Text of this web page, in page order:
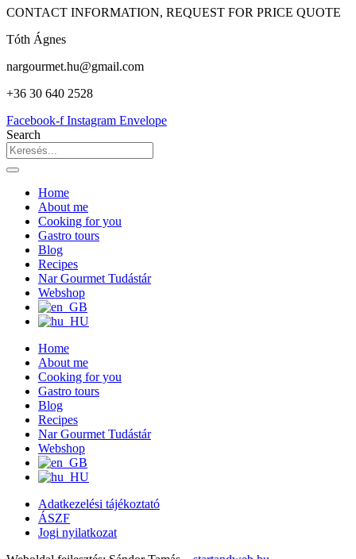
CONTACT INFORMATION, REQUEST FOR PRICE QUOTE
Tóth Ágnes
nargourmet.hu@gmail.com
+36 30 640 2528
Facebook-f Instagram Envelope
Search
Home
About me
Cooking for you
Gastro tours
Blog
Recipes
Nar Gourmet Tudástár
Webshop
Home
About me
Cooking for you
Gastro tours
Blog
Recipes
Nar Gourmet Tudástár
Webshop
Adatkezelési tájékoztató
ÁSZF
Jogi nyilatkozat